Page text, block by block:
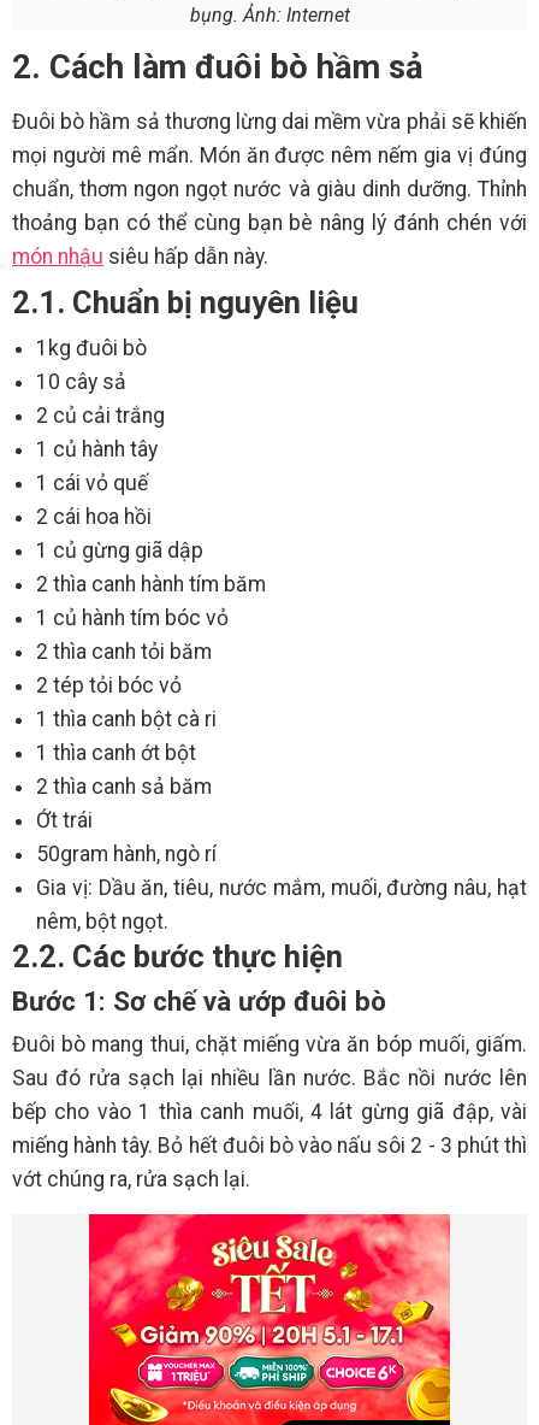
bụng. Ảnh: Internet
2. Cách làm đuôi bò hầm sả
Đuôi bò hầm sả thương lừng dai mềm vừa phải sẽ khiến
mọi người mê mẩn. Món ăn được nêm nếm gia vị đúng
chuẩn, thơm ngon ngọt nước và giàu dinh dưỡng. Thỉnh
thoảng bạn có thể cùng bạn bè nâng lý đánh chén với
món nhậu siêu hấp dẫn này.
2.1. Chuẩn bị nguyên liệu
1kg đuôi bò
10 cây sả
2 củ cải trắng
1 củ hành tây
1 cái vỏ quế
2 cái hoa hồi
1 củ gừng giã dập
2 thìa canh hành tím băm
1 củ hành tím bóc vỏ
2 thìa canh tỏi băm
2 tép tỏi bóc vỏ
1 thìa canh bột cà ri
1 thìa canh ớt bột
2 thìa canh sả băm
Ớt trái
50gram hành, ngò rí
Gia vị: Dầu ăn, tiêu, nước mắm, muối, đường nâu, hạt
nêm, bột ngọt.
2.2. Các bước thực hiện
Bước 1: Sơ chế và ướp đuôi bò
Đuôi bò mang thui, chặt miếng vừa ăn bóp muối, giấm.
Sau đó rửa sạch lại nhiều lần nước. Bắc nồi nước lên
bếp cho vào 1 thìa canh muối, 4 lát gừng giã đập, vài
miếng hành tây. Bỏ hết đuôi bò vào nấu sôi 2 - 3 phút thì
vớt chúng ra, rửa sạch lại.